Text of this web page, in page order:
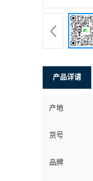
产品详请
产地
货号
品牌